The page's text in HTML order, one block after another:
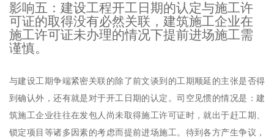
影响五：建设工程开工日期的认定与施工许
可证的取得没有必然关联，建筑施工企业在
施工许可证未办理的情况下提前进场施工需
谨慎。
与建设工期争端紧密关联的除了前文谈到的工期顺延的主张是否得
到确认外，还有就是对于开工日期的认定。司空见惯的情况是：建
筑施工企业往往在发包人尚未取得施工许可证时，就出于赶工期、
锁定项目等诸多因素的考虑而提前进场施工。待到各方产生争议，